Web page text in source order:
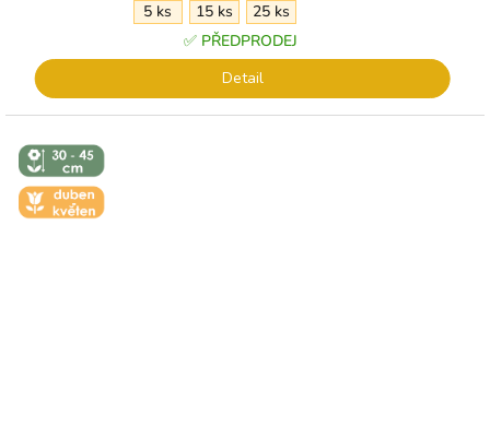
5 ks 15 ks
25 ks
✅ PŘEDPRODEJ
Detail
↕️ VÝŠKA 30
- 45 CM
🌼 KVĚT -
DUBEN-
KVĚTEN